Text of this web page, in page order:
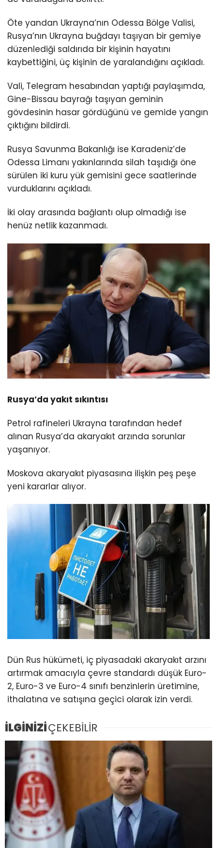
Öte yandan Ukrayna’nın Odessa Bölge Valisi,
Rusya’nın Ukrayna buğdayı taşıyan bir gemiye
düzenlediği saldırıda bir kişinin hayatını
kaybettiğini, üç kişinin de yaralandığını açıkladı.
Vali, Telegram hesabından yaptığı paylaşımda,
Gine-Bissau bayrağı taşıyan geminin
gövdesinin hasar gördüğünü ve gemide yangın
çıktığını bildirdi.
Rusya Savunma Bakanlığı ise Karadeniz’de
Odessa Limanı yakınlarında silah taşıdığı öne
sürülen iki kuru yük gemisini gece saatlerinde
vurduklarını açıkladı.
İki olay arasında bağlantı olup olmadığı ise
henüz netlik kazanmadı.
Rusya’da yakıt sıkıntısı
Petrol rafineleri Ukrayna tarafından hedef
alınan Rusya’da akaryakıt arzında sorunlar
yaşanıyor.
Moskova akaryakıt piyasasına ilişkin peş peşe
yeni kararlar alıyor.
Dün Rus hükümeti, iç piyasadaki akaryakıt arzını
artırmak amacıyla çevre standardı düşük Euro-
2, Euro-3 ve Euro-4 sınıfı benzinlerin üretimine,
ithalatına ve satışına geçici olarak izin verdi.
İLGİNİZİÇEKEBİLİR